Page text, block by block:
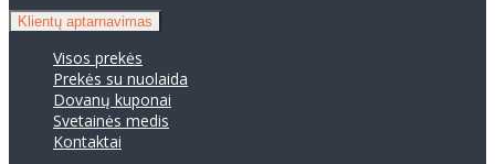
Klientų aptarnavimas
Visos prekės
Prekės su nuolaida
Dovanų kuponai
Svetainės medis
Kontaktai